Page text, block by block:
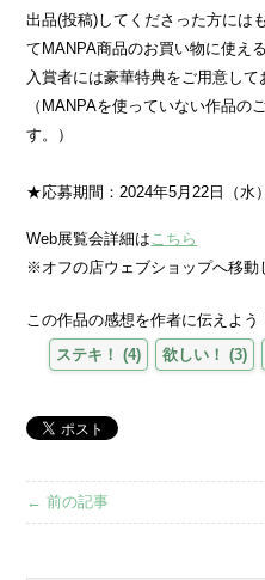
出品(投稿)してくださった方には
てMANPA商品のお買い物に使え
入賞者には豪華特典をご用意して
（MANPAを使っていない作品の
す。）
★応募期間：2024年5月22日（水
Web展覧会詳細はこちら
※オフの店ウェブショップへ移動
この作品の感想を作者に伝えよう
ステキ！
(4) 欲しい！ (3)
← 前の記事